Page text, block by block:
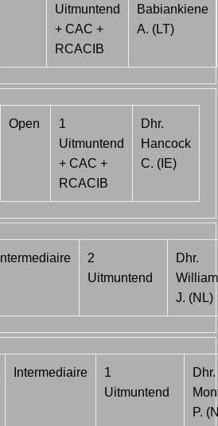
Uitmuntend
+ CAC +
RCACIB
Babiankiene
A. (LT)
Open
1
Uitmuntend
+ CAC +
RCACIB
Dhr.
Hancock
C. (IE)
Intermediaire
2
Uitmuntend
Dhr.
J. (NL)
Intermediaire
1
Uitmuntend
P.